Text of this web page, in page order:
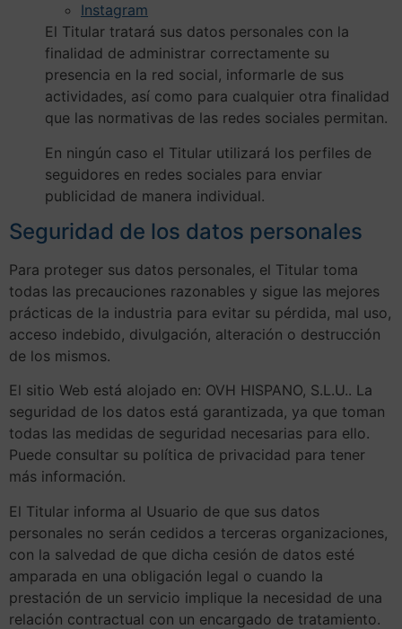
Instagram
El Titular tratará sus datos personales con la
finalidad de administrar correctamente su
presencia en la red social, informarle de sus
actividades, así como para cualquier otra finalidad
que las normativas de las redes sociales permitan.
En ningún caso el Titular utilizará los perfiles de
seguidores en redes sociales para enviar
publicidad de manera individual.
Seguridad de los datos personales
Para proteger sus datos personales, el Titular toma
todas las precauciones razonables y sigue las mejores
prácticas de la industria para evitar su pérdida, mal uso,
acceso indebido, divulgación, alteración o destrucción
de los mismos.
El sitio Web está alojado en: OVH HISPANO, S.L.U.. La
seguridad de los datos está garantizada, ya que toman
todas las medidas de seguridad necesarias para ello.
Puede consultar su política de privacidad para tener
más información.
El Titular informa al Usuario de que sus datos
personales no serán cedidos a terceras organizaciones,
con la salvedad de que dicha cesión de datos esté
amparada en una obligación legal o cuando la
prestación de un servicio implique la necesidad de una
relación contractual con un encargado de tratamiento.